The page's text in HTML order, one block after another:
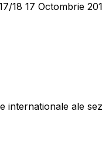
18 17 Octombrie
internationale ale